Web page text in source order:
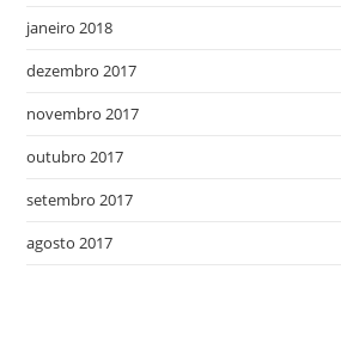
janeiro 2018
dezembro 2017
novembro 2017
outubro 2017
setembro 2017
agosto 2017